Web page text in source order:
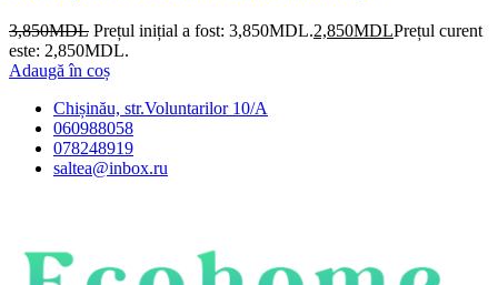
3,850MDL Prețul inițial a fost: 3,850MDL.2,850MDLPrețul curent
este: 2,850MDL.
Adaugă în coș
Chișinău, str.Voluntarilor 10/A
060988058
078248919
saltea@inbox.ru